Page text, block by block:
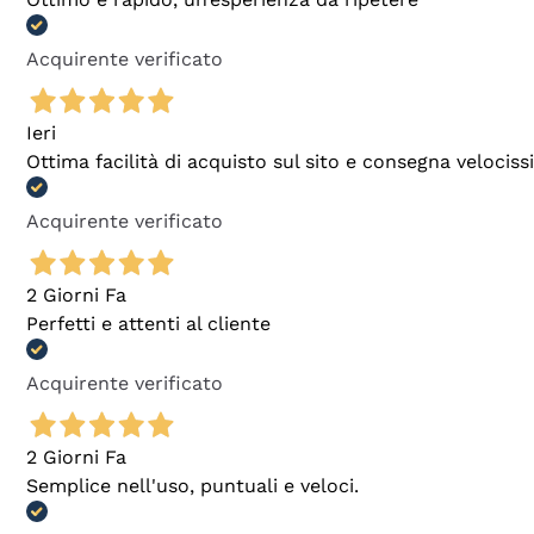
Acquirente verificato
Ieri
Ottima facilità di acquisto sul sito e consegna
Acquirente verificato
2 Giorni Fa
Perfetti e attenti al cliente
Acquirente verificato
2 Giorni Fa
Semplice nell'uso, puntuali e veloci.